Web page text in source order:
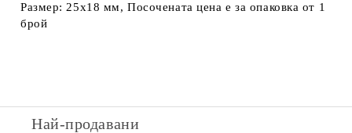
Размер: 25х18 мм, Посочената цена е за опаковка от 1
брой
Най-продавани